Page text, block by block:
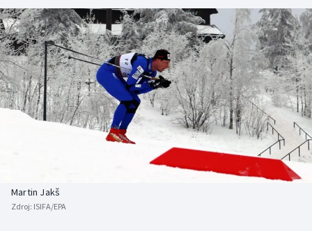
Atletika
Cyklistika
DALŠÍ SPORTY
Americký fotbal
Baseball a softbal
Biatlon
NEPŘEHLÉDNĚTE
Aplikace ČT sport
Martin Jakš
Zdroj: ISIFA/EPA